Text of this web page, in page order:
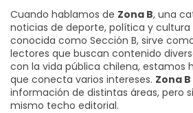
Cuando hablamos de Zona B, una
noticias de deporte, política y cultura
conocida como Sección B, sirve
lectores que buscan contenido
con la vida pública chilena, estamos
que conecta varios intereses. Zona B
información de distintas áreas, pero
mismo techo editorial.